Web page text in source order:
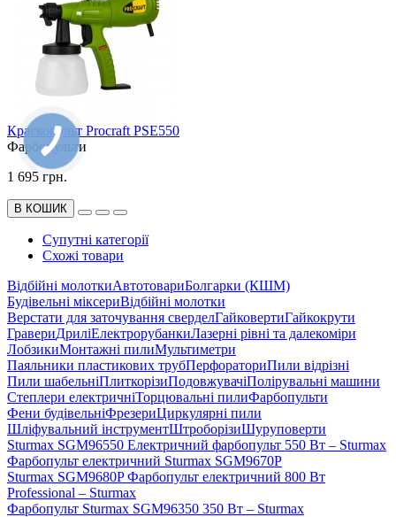
Краскопульт Procraft PSE550
Фарбопульти
1 695 грн.
В КОШИК
Супутні категорії
Схожі товари
Bідбійні молоткиАвтотовариБолгарки (КШМ)
Будівельні міксериВідбійні молотки
Верстати для заточування сверделГайковертиГайкокрути
ГравериДриліЕлектрорубанкиЛазерні рівні та далекоміри
ЛобзикиМонтажні пилиМультиметри
Паяльники пластикових трубПерфораториПили відрізні
Пили шабельніПлиткорізиПодовжувачіПолірувальні машини
Степлери електричніТорцювальні пилиФарбопульти
Фени будівельніФрезериЦиркулярні пили
Шліфувальний інструментШтроборізиШуруповерти
Sturmax SGM96550 Електричний фарбопульт 550 Вт – Sturmax
Фарбопульт електричний Sturmax SGM9670P
Sturmax SGM9680P Фарбопульт електричний 800 Вт
Professional – Sturmax
Фарбопульт Sturmax SGM96350 350 Вт – Sturmax